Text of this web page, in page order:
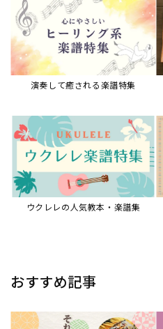
おすすめ記事
【第21回公開】なぜ人々は祭りを
必要とするのか？祭りの今を見つ
める現地ルポ
「できた！」があふれる！『生徒
指導の教科書』